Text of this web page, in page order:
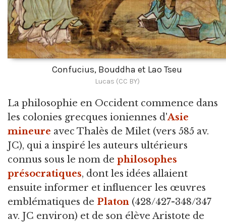
Confucius, Bouddha et Lao Tseu
Lucas (CC BY)
La philosophie en Occident commence dans
les colonies grecques ioniennes d'Asie
mineure avec Thalès de Milet (vers 585 av.
JC), qui a inspiré les auteurs ultérieurs
connus sous le nom de philosophes
présocratiques, dont les idées allaient
ensuite informer et influencer les œuvres
emblématiques de Platon (428/427-348/347
av. JC environ) et de son élève Aristote de